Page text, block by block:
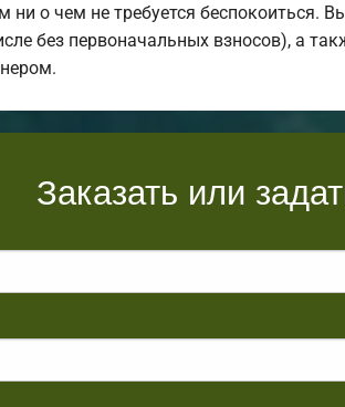
о чем не требуется беспокоиться.
без первоначальных взносов), а
Заказать или